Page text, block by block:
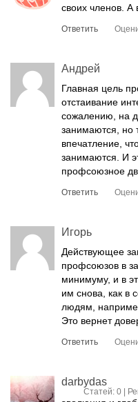
своих членов. А
Ответить
Андрей
Главная цель
отстаивание
сожалению, на
занимаются, но
впечатление,
занимаются. И
профсоюзное
Ответить
Игорь
Действующее
профсоюзов в
минимуму, и в
им снова, как в
людям,
Это вернет
Ответить
darbydas
Статей: 0 |